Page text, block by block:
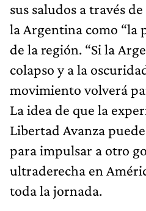
sus saludos a través
la Argentina como “la
de la región. “Si la
colapso y a la
movimiento volverá
La idea de que la
Libertad Avanza
para impulsar a otro
ultraderecha en
toda la jornada.